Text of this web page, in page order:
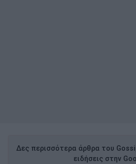
Δες περισσότερα άρθρα του
ειδήσεις στην